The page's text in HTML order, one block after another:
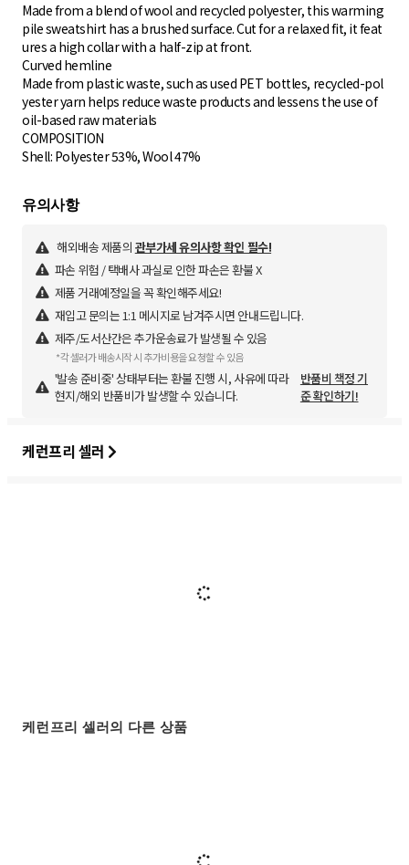
Made from a blend of wool and recycled polyester, this warming
pile sweatshirt has a brushed surface. Cut for a relaxed fit, it feat
ures a high collar with a half-zip at front.
Curved hemline
Made from plastic waste, such as used PET bottles, recycled-pol
yester yarn helps reduce waste products and lessens the use of
oil-based raw materials
COMPOSITION
Shell: Polyester 53%, Wool 47%
유의사항
해외배송 제품의 관부가세 유의사항 확인 필수!
파손 위험 / 택배사 과실로 인한 파손은 환불 X
제품 거래예정일을 꼭 확인해주세요!
재입고 문의는 1:1 메시지로 남겨주시면 안내드립니다.
제주/도서산간은 추가운송료가 발생될 수 있음
*각 셀러가 배송시작 시 추가비용을 요청할 수 있음
'발송 준비중' 상태부터는 환불 진행 시, 사유에 따라
현지/해외 반품비가 발생할 수 있습니다.
반품비 책정 기
준 확인하기!
케런프리 셀러
케런프리 셀러의 다른 상품